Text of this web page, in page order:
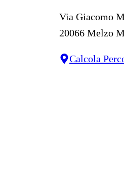
Via Giacomo
20066 Melzo
Calcola